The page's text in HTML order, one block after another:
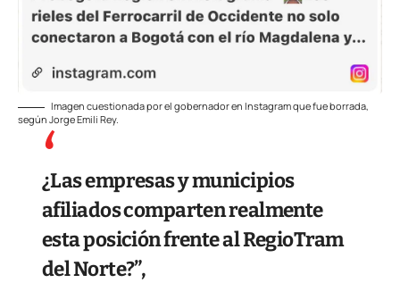
Imagen cuestionada por el gobernador en Instagram que fue borrada,
según Jorge Emili Rey.
¿Las empresas y municipios
afiliados comparten realmente
esta posición frente al RegioTram
del Norte?”,